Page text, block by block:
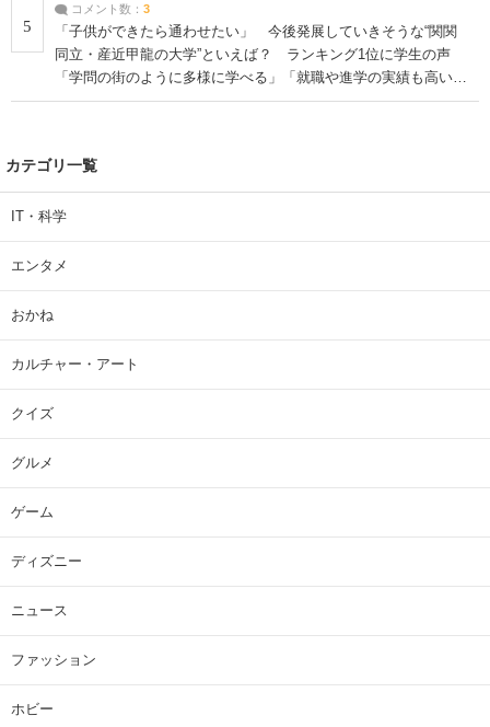
5
コメント数： 3
「子供ができたら通わせたい」 今後発展していきそうな“関関
同立・産近甲龍の大学”といえば？ ランキング1位に学生の声
「学問の街のように多様に学べる」「就職や進学の実績も高い」
| 大学 ねとらぼリサーチ
カテゴリ一覧
IT・科学
エンタメ
おかね
カルチャー・アート
クイズ
グルメ
ゲーム
ディズニー
ニュース
ファッション
ホビー